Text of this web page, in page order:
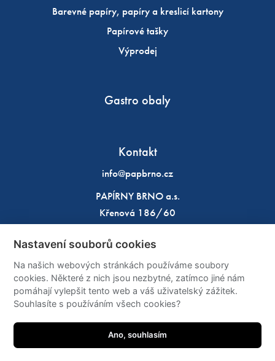
Barevné papíry, papíry a kreslicí kartony
Papírové tašky
Výprodej
Gastro obaly
Kontakt
info@papbrno.cz
PAPÍRNY BRNO a.s.
Křenová 186/60
IČO: 49970933
DIČ: CZ49970933
Sítě
Nastavení souborů cookies
Na našich webových stránkách používáme soubory
cookies. Některé z nich jsou nezbytné, zatímco jiné nám
pomáhají vylepšit tento web a váš uživatelský zážitek.
Souhlasíte s používáním všech cookies?
Ano, souhlasím